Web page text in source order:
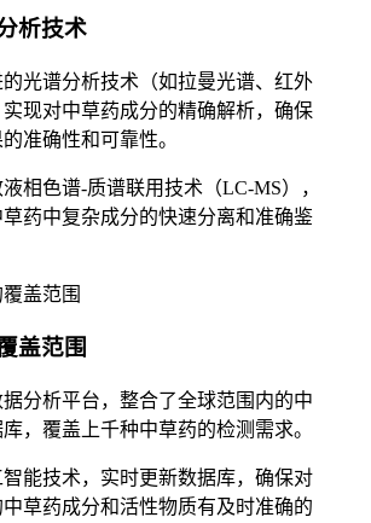
析技术
光谱分析技术（如拉曼光谱、红外
现对中草药成分的精确解析，确保
准确性和可靠性。
相色谱-质谱联用技术（LC-MS），
药中复杂成分的快速分离和准确鉴
盖范围
分析平台，整合了全球范围内的中
，覆盖上千种中草药的检测需求。
能技术，实时更新数据库，确保对
草药成分和活性物质有及时准确的